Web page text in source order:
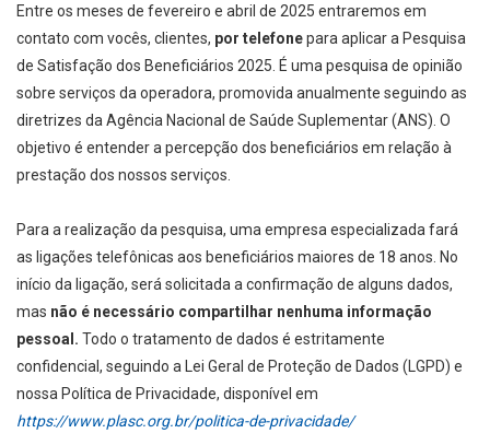
Entre os meses de fevereiro e abril de 2025 entraremos em
contato com vocês, clientes, por telefonepara aplicar a Pesquisa
de Satisfação dos Beneficiários 2025. É uma pesquisa de opinião
sobre serviços da operadora, promovida anualmente seguindo as
diretrizes da Agência Nacional de Saúde Suplementar (ANS). O
objetivo é entender a percepção dos beneficiários em relação à
prestação dos nossos serviços.
Para a realização da pesquisa, uma empresa especializada fará
as ligações telefônicas aos beneficiários maiores de 18 anos. No
início da ligação, será solicitada a confirmação de alguns dados,
mas não é necessário compartilhar nenhuma informação
pessoal. Todo o tratamento de dados é estritamente
confidencial, seguindo a Lei Geral de Proteção de Dados (LGPD) e
nossa Política de Privacidade, disponível em
https://www.plasc.org.br/politica-de-privacidade/